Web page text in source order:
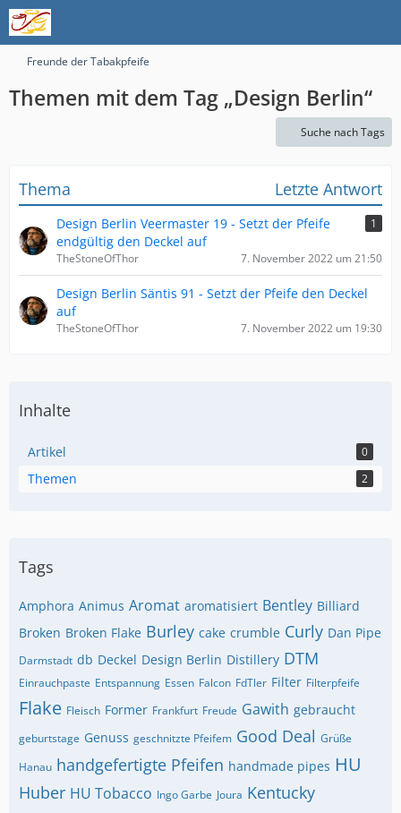
Freunde der Tabakpfeife
Themen mit dem Tag „Design Berlin“
Suche nach Tags
Thema Letzte Antwort
Design Berlin Veermaster 19 - Setzt der Pfeife
endgültig den Deckel auf
1
TheStoneOfThor 7. November 2022 um 21:50
Design Berlin Säntis 91 - Setzt der Pfeife den Deckel
auf
TheStoneOfThor 7. November 2022 um 19:30
Inhalte
Artikel 0
Themen 2
Tags
Amphora Animus Aromat aromatisiert Bentley Billiard
Broken Broken Flake Burley cake crumble Curly Dan Pipe
Darmstadt db Deckel Design Berlin Distillery DTM
Einrauchpaste Entspannung Essen Falcon FdTler Filter Filterpfeife
Flake Fleisch Former Frankfurt Freude Gawith gebraucht
geburtstage Genuss geschnitzte Pfeifem Good Deal Grüße
Hanau handgefertigte Pfeifen handmade pipes HU
Huber HU Tobacco Ingo Garbe Joura Kentucky